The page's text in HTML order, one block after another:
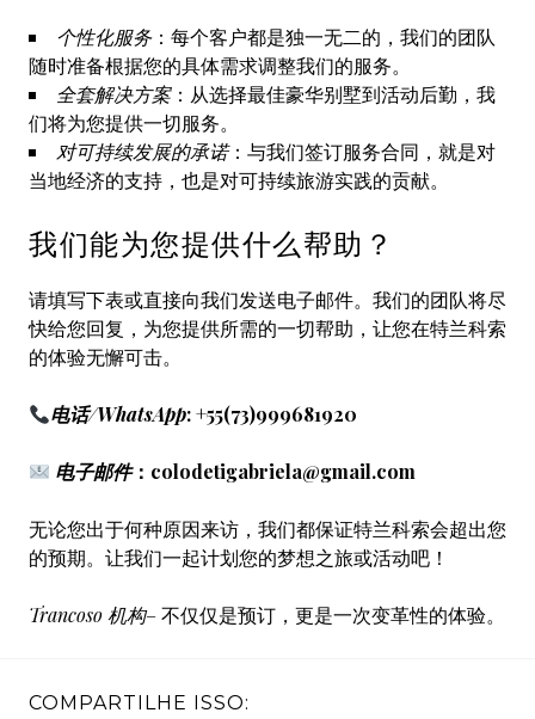
个性化服务：每个客户都是独一无二的，我们的团队
随时准备根据您的具体需求调整我们的服务。
全套解决方案：从选择最佳豪华别墅到活动后勤，我
们将为您提供一切服务。
对可持续发展的承诺：与我们签订服务合同，就是对
当地经济的支持，也是对可持续旅游实践的贡献。
我们能为您提供什么帮助？
请填写下表或直接向我们发送电子邮件。我们的团队将尽
快给您回复，为您提供所需的一切帮助，让您在特兰科索
的体验无懈可击。
电话/WhatsApp: +55(73)999681920
电子邮件： colodetigabriela@gmail.com
无论您出于何种原因来访，我们都保证特兰科索会超出您
的预期。让我们一起计划您的梦想之旅或活动吧！
Trancoso 机构– 不仅仅是预订，更是一次变革性的体验。
COMPARTILHE ISSO: